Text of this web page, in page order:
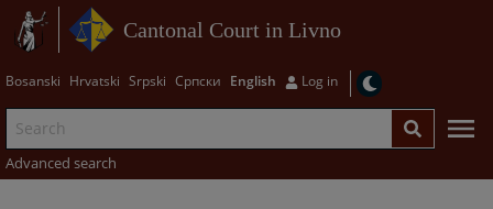
Cantonal Court in Livno
Bosanski Hrvatski Srpski Српски English Log in
Advanced search